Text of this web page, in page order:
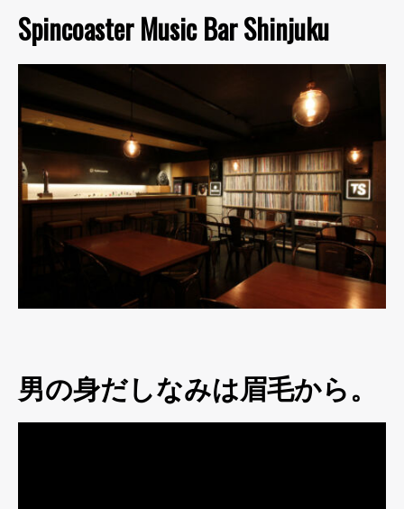
Spincoaster Music Bar Shinjuku
男の身だしなみは眉毛から。